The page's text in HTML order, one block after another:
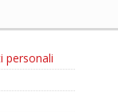
personali